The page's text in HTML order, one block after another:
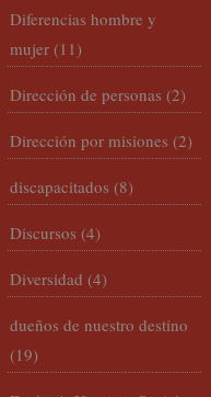
Diferencias hombre y
mujer (11)
Dirección de personas (2)
Dirección por misiones (2)
discapacitados (8)
Discursos (4)
Diversidad (4)
dueños de nuestro destino
(19)